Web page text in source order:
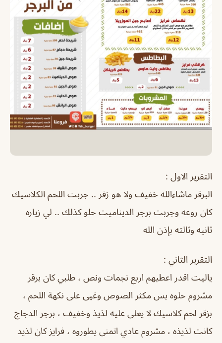
التقرير الاول :
البرقر ماشاءالله خفيف ولا هو زفر .. جربت اللحم الكلاسيك
كان روعه وجربت برجر الديناميت حلو كذلك .. لي زياره
ثانيه وثالثه بإذن الله
التقرير الثاني :
ياليت اقدر اعطيهم اربع نجمات ونص ، طلبي كان برقر
مشروم حلوه بس مكثر الصوص وغيى على نكهة اللحم ،
بزقر لحم كلاسيك لا يعلى عليه لذيذ وخفيف ، برجر الدجاج
كانت لذيذه ، مشروم عادي اتمنى يطوروه ، فرايز كان لذيد